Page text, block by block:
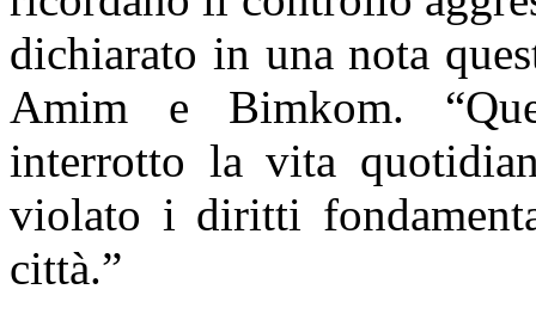
dichiarato in una nota
Amim e Bimkom.
interrotto la vita
violato i diritti
città.”